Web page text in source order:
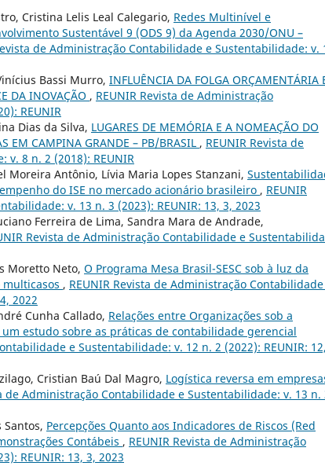
Cristina Lelis Leal Calegario, Redes Multinível e
Sustentável 9 (ODS 9) da Agenda 2030/ONU –
de Administração Contabilidade e Sustentabilidade: v.
Bassi Murro, INFLUÊNCIA DA FOLGA ORÇAMENTÁRIA
DA INOVAÇÃO , REUNIR Revista de Administração
REUNIR
Dias da Silva, LUGARES DE MEMÓRIA E A NOMEAÇÃO DO
EM CAMPINA GRANDE – PB/BRASIL , REUNIR Revista de
8 n. 2 (2018): REUNIR
Moreira Antônio, Lívia Maria Lopes Stanzani,
do ISE no mercado acionário brasileiro , REUNIR
v. 13 n. 3 (2023): REUNIR: 13, 3, 2023
Ferreira de Lima, Sandra Mara de Andrade,
Revista de Administração Contabilidade e
Moretto Neto, O Programa Mesa Brasil-SESC sob à luz da
, REUNIR Revista de Administração
2022
Cunha Callado, Relações entre Organizações sob a
estudo sobre as práticas de contabilidade gerencial
e Sustentabilidade: v. 12 n. 2 (2022): REUNIR:
Cristian Baú Dal Magro, Logística reversa em
de Administração Contabilidade e Sustentabilidade: v. 13 n.
Santos, Percepções Quanto aos Indicadores de Riscos (Red
Contábeis , REUNIR Revista de Administração
REUNIR: 13, 3, 2023